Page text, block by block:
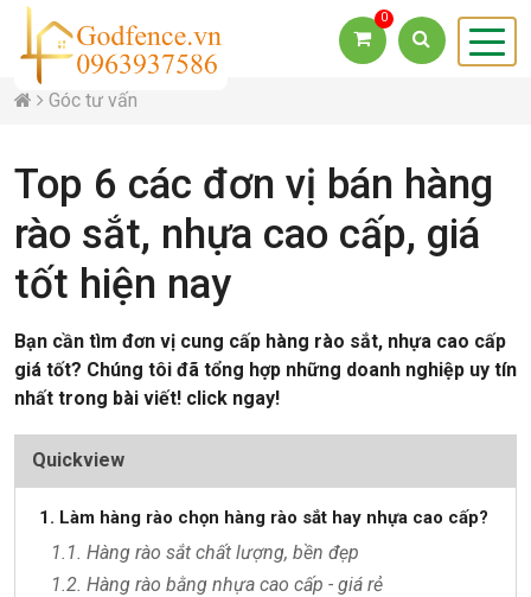
0
Góc tư vấn
Top 6 các đơn vị bán hàng
rào sắt, nhựa cao cấp, giá
tốt hiện nay
Bạn cần tìm đơn vị cung cấp hàng rào sắt, nhựa cao cấp
giá tốt? Chúng tôi đã tổng hợp những doanh nghiệp uy tín
nhất trong bài viết! click ngay!
Quickview
1. Làm hàng rào chọn hàng rào sắt hay nhựa cao cấp?
1.1. Hàng rào sắt chất lượng, bền đẹp
1.2. Hàng rào bằng nhựa cao cấp - giá rẻ